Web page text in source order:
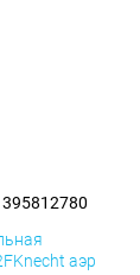
аэр